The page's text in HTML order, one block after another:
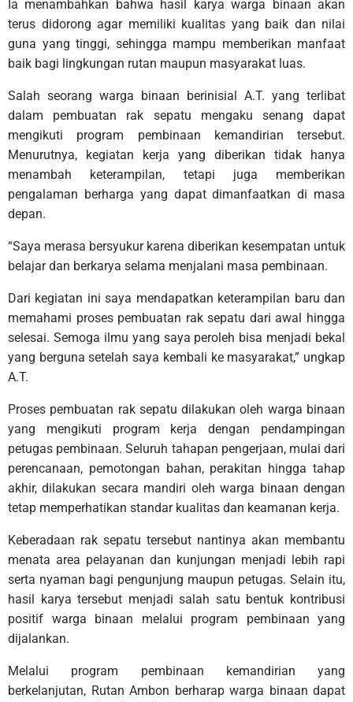
Ia menambahkan bahwa hasil karya warga binaan akan
terus didorong agar memiliki kualitas yang baik dan nilai
guna yang tinggi, sehingga mampu memberikan manfaat
baik bagi lingkungan rutan maupun masyarakat luas.
Salah seorang warga binaan berinisial A.T. yang terlibat
dalam pembuatan rak sepatu mengaku senang dapat
mengikuti program pembinaan kemandirian tersebut.
Menurutnya, kegiatan kerja yang diberikan tidak hanya
menambah keterampilan, tetapi juga memberikan
pengalaman berharga yang dapat dimanfaatkan di masa
depan.
“Saya merasa bersyukur karena diberikan kesempatan untuk
belajar dan berkarya selama menjalani masa pembinaan.
Dari kegiatan ini saya mendapatkan keterampilan baru dan
memahami proses pembuatan rak sepatu dari awal hingga
selesai. Semoga ilmu yang saya peroleh bisa menjadi bekal
yang berguna setelah saya kembali ke masyarakat,” ungkap
A.T.
Proses pembuatan rak sepatu dilakukan oleh warga binaan
yang mengikuti program kerja dengan pendampingan
petugas pembinaan. Seluruh tahapan pengerjaan, mulai dari
perencanaan, pemotongan bahan, perakitan hingga tahap
akhir, dilakukan secara mandiri oleh warga binaan dengan
tetap memperhatikan standar kualitas dan keamanan kerja.
Keberadaan rak sepatu tersebut nantinya akan membantu
menata area pelayanan dan kunjungan menjadi lebih rapi
serta nyaman bagi pengunjung maupun petugas. Selain itu,
hasil karya tersebut menjadi salah satu bentuk kontribusi
positif warga binaan melalui program pembinaan yang
dijalankan.
Melalui program pembinaan kemandirian yang
berkelanjutan, Rutan Ambon berharap warga binaan dapat